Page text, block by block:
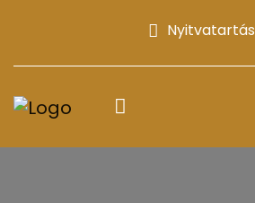
Nyitvatartás